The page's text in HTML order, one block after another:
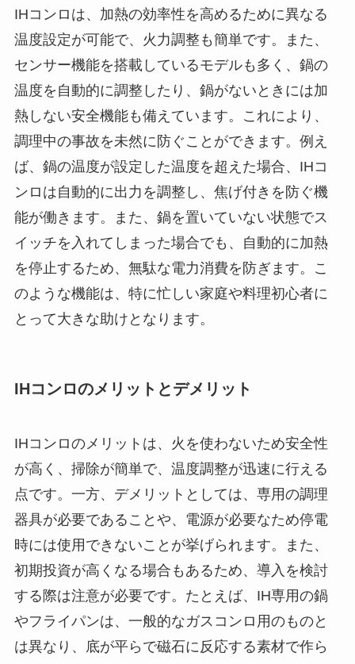
IHコンロは、加熱の効率性を高めるために異なる
温度設定が可能で、火力調整も簡単です。また、
センサー機能を搭載しているモデルも多く、鍋の
温度を自動的に調整したり、鍋がないときには加
熱しない安全機能も備えています。これにより、
調理中の事故を未然に防ぐことができます。例え
ば、鍋の温度が設定した温度を超えた場合、IHコ
ンロは自動的に出力を調整し、焦げ付きを防ぐ機
能が働きます。また、鍋を置いていない状態でス
イッチを入れてしまった場合でも、自動的に加熱
を停止するため、無駄な電力消費を防ぎます。こ
のような機能は、特に忙しい家庭や料理初心者に
とって大きな助けとなります。
IHコンロのメリットとデメリット
IHコンロのメリットは、火を使わないため安全性
が高く、掃除が簡単で、温度調整が迅速に行える
点です。一方、デメリットとしては、専用の調理
器具が必要であることや、電源が必要なため停電
時には使用できないことが挙げられます。また、
初期投資が高くなる場合もあるため、導入を検討
する際は注意が必要です。たとえば、IH専用の鍋
やフライパンは、一般的なガスコンロ用のものと
は異なり、底が平らで磁石に反応する素材で作ら